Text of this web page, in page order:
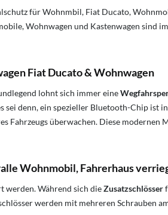
für Wohnmbil, Fiat Ducato,
Wohnwagen und Kastenwagen
Fiat Ducato & Wohnwagen
lohnt sich immer eine
denn, ein spezieller Bluetooth-Chip
Fahrzeugs überwachen. Diese
Wohnmobil, Fahrerhaus
werden. Während sich dieZusatzschlösser
werden mit mehreren Schrauben